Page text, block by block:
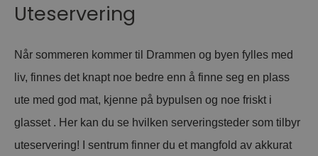
Uteservering
Når sommeren kommer til Drammen og byen fylles med
liv, finnes det knapt noe bedre enn å finne seg en plass
ute med god mat, kjenne på bypulsen og noe friskt i
glasset . Her kan du se hvilken serveringsteder som tilbyr
uteservering! I sentrum finner du et mangfold av akkurat